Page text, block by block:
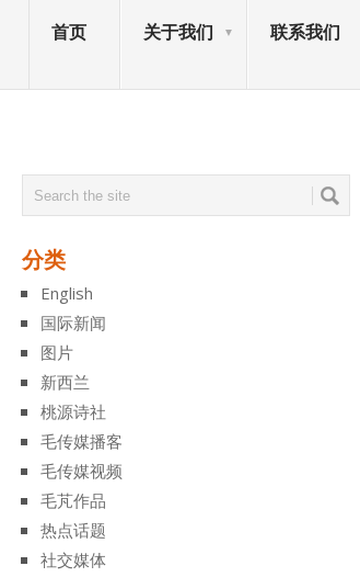
首页 关于我们 联系我们
分类
English
国际新闻
图片
新西兰
桃源诗社
毛传媒播客
毛传媒视频
毛芃作品
热点话题
社交媒体